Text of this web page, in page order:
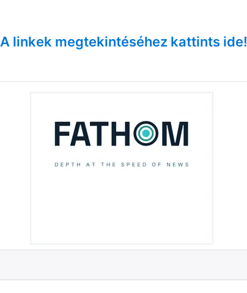
A linkek megtekintéséhez kattints ide!